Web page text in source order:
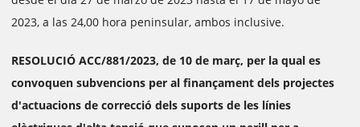
2023, a las 24,00 hora peninsular, ambos inclusive.
RESOLUCIÓ ACC/881/2023, de 10 de març, per la qual es
convoquen subvencions per al finançament dels projectes
d'actuacions de correcció dels suports de les línies